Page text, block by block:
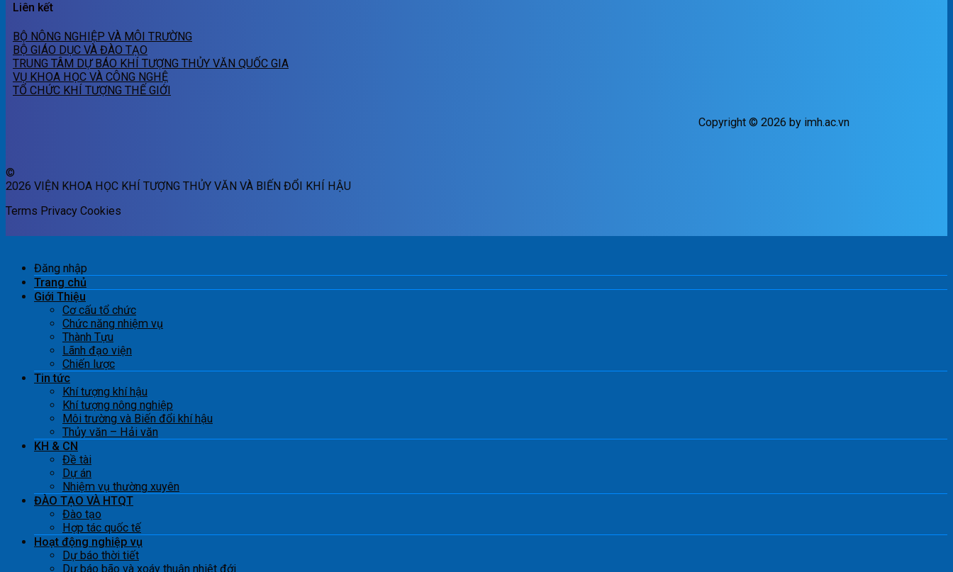
Liên kết
BỘ NÔNG NGHIỆP VÀ MÔI TRƯỜNG
BỘ GIÁO DỤC VÀ ĐÀO TẠO
TRUNG TÂM DỰ BÁO KHÍ TƯỢNG THỦY VĂN QUỐC GIA
VỤ KHOA HỌC VÀ CÔNG NGHỆ
TỔ CHỨC KHÍ TƯỢNG THẾ GIỚI
Copyright © 2026 by imh.ac.vn
©
2026 VIỆN KHOA HỌC KHÍ TƯỢNG THỦY VĂN VÀ BIẾN ĐỔI KHÍ HẬU
Terms Privacy Cookies
Đăng nhập
Trang chủ
Giới Thiệu
Cơ cấu tổ chức
Chức năng nhiệm vụ
Thành Tựu
Lãnh đạo viện
Chiến lược
Tin tức
Khí tượng khí hậu
Khí tượng nông nghiệp
Môi trường và Biến đổi khí hậu
Thủy văn – Hải văn
KH & CN
Đề tài
Dự án
Nhiệm vụ thường xuyên
ĐÀO TẠO VÀ HTQT
Đào tạo
Hợp tác quốc tế
Hoạt động nghiệp vụ
Dự báo thời tiết
Dự báo bão và xoáy thuận nhiệt đới